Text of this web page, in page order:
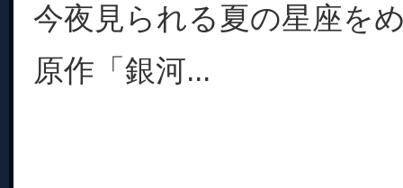
今夜見られる夏の星座を
原作「銀河...